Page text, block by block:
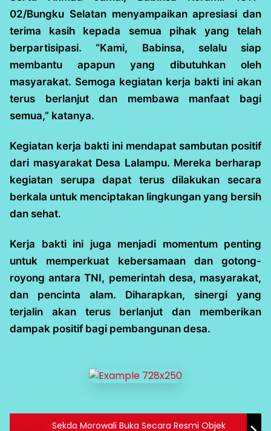
02/Bungku Selatan menyampaikan apresiasi dan
terima kasih kepada semua pihak yang telah
berpartisipasi. “Kami, Babinsa, selalu siap
membantu apapun yang dibutuhkan oleh
masyarakat. Semoga kegiatan kerja bakti ini akan
terus berlanjut dan membawa manfaat bagi
semua,” katanya.
Kegiatan kerja bakti ini mendapat sambutan positif
dari masyarakat Desa Lalampu. Mereka berharap
kegiatan serupa dapat terus dilakukan secara
berkala untuk menciptakan lingkungan yang bersih
dan sehat.
Kerja bakti ini juga menjadi momentum penting
untuk memperkuat kebersamaan dan gotong-
royong antara TNI, pemerintah desa, masyarakat,
dan pencinta alam. Diharapkan, sinergi yang
terjalin akan terus berlanjut dan memberikan
dampak positif bagi pembangunan desa.
Sekda Morowali Buka Secara Resmi Objek